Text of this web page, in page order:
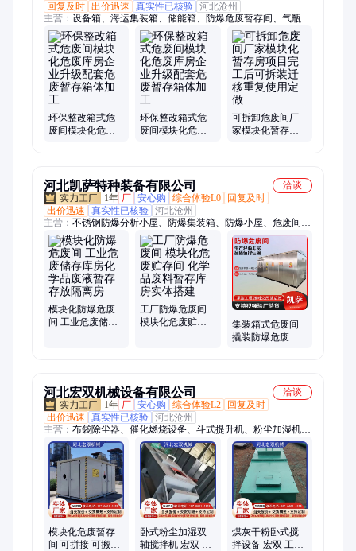
回复及时 出价迅速 真实性已核验 河北沧州
主营： 设备箱、海运集装箱、储能箱、防爆危废暂存间、气瓶
间、化学品暂存间、集装箱危废间、实验室危废库、药品存储
间、箱式危废间、防火危废间、防爆危废间、危化品暂存间、小
型危废暂存间、可移动危废间、危废储存间、固废贮存间、加油
站危险品储存间、室外危险品存储间、防爆气瓶间、化工废品暂
存柜、二手集装箱、危化品存储柜、防爆箱、防爆仓库
环保整改箱式危
废间模块化危废
环保整改箱式危
废间模块化危废
可拆卸危废间厂
家模块化暂存房
河北凯萨特种装备有限公司
洽谈
1年 厂 安心购 综合体验L0
回复及时
出价迅速
真实性已核验 河北沧州
主营： 不锈钢防爆分析小屋、防爆集装箱、防爆小屋、危废间、
废电池储存间、防爆危废间、危险品储存间、防爆气瓶间、医疗
废物暂存库、危化品暂存柜、防爆暂存柜、危化间、医疗废物储
存间、危废暂存柜、不锈钢危废间、安全暂存柜、危废库、废液
暂存柜、工业危废柜、危废柜、防火气瓶间、化学品暂存间、危
废暂存间、防爆气瓶库
模块化防爆危废
间 工业危废储存
工厂防爆危废间
模块化危废贮存
集装箱式危废间
撬装防爆危废房
河北宏双机械设备有限公司
洽谈
1年 厂 安心购 综合体验L2
回复及时
出价迅速
真实性已核验 河北沧州
主营： 布袋除尘器、催化燃烧设备、斗式提升机、粉尘加湿机、
活性炭吸附箱、螺旋输送机、刮板输送机、喷淋塔、散装机、塑
烧板除尘器、除尘布袋、除尘骨架
模块化危废暂存
间 可拼接 可搬迁
卧式粉尘加湿双
轴搅拌机 宏双 粉
煤灰干粉卧式搅
拌设备 宏双 工业